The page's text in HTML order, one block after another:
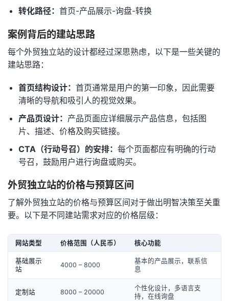
转化路径： 首页-产品展示-询盘-转换
案例背后的建站思路
每个外贸独立站的设计都经过深思熟虑，以下是一些关键的
建站思路：
首页结构设计： 首页通常是用户的第一印象，因此需要
清晰的导航和吸引人的视觉效果。
产品页设计： 产品页面应详细展示产品信息，包括图
片、描述、价格及购买链接。
CTA（行动号召）的安排： 每个页面都应有明确的行动
号召，鼓励用户进行询盘或购买。
外贸独立站的价格与预算区间
了解外贸独立站的价格与预算区间对于做出明智决策至关重
要。以下是不同建站需求对应的价格层级：
网站类型 价格范围（人民币） 核心功能
基础展示
站
4000 – 8000
基本的产品展示，联系信
息
定制站 8000 – 20000
个性化设计，多语言支
持，在线询盘